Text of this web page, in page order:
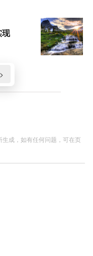
>
成，如有任何问题，可在页